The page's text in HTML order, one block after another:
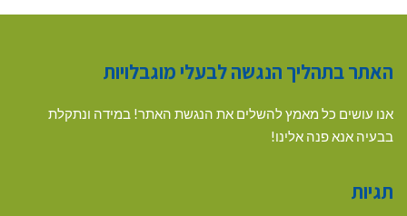
האתר בתהליך הנגשה לבעלי מוגבלויות
אנו עושים כל מאמץ להשלים את הנגשת האתר! במידה ונתקלת
בבעיה אנא פנה אלינו!
תגיות